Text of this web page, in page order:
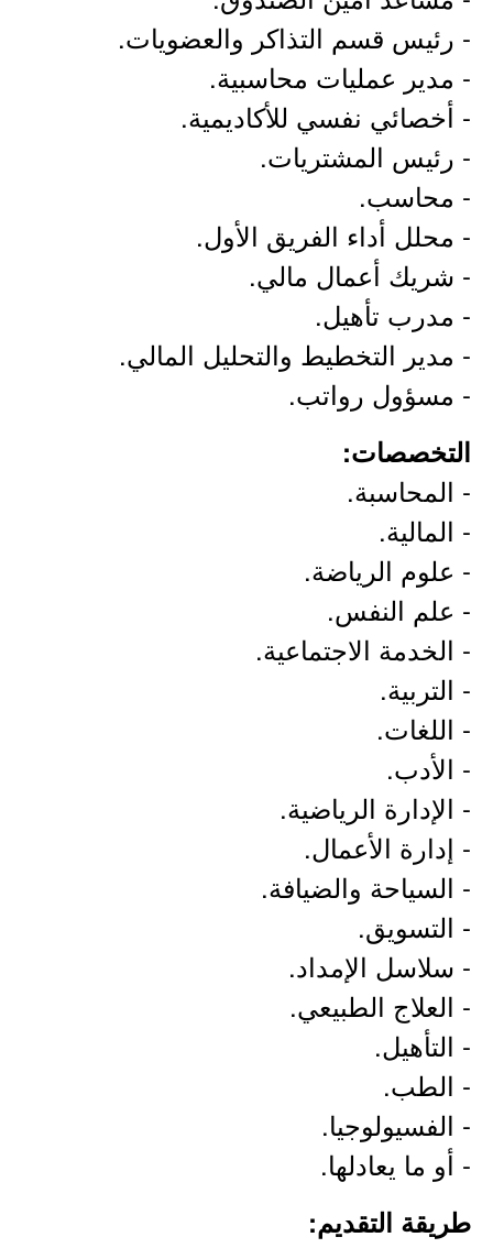
- رئيس قسم التذاكر والعضويات.
- مدير عمليات محاسبية.
- أخصائي نفسي للأكاديمية.
- رئيس المشتريات.
- محاسب.
- محلل أداء الفريق الأول.
- شريك أعمال مالي.
- مدرب تأهيل.
- مدير التخطيط والتحليل المالي.
- مسؤول رواتب.
التخصصات:
- المحاسبة.
- المالية.
- علوم الرياضة.
- علم النفس.
- الخدمة الاجتماعية.
- التربية.
- اللغات.
- الأدب.
- الإدارة الرياضية.
- إدارة الأعمال.
- السياحة والضيافة.
- التسويق.
- سلاسل الإمداد.
- العلاج الطبيعي.
- التأهيل.
- الطب.
- الفسيولوجيا.
- أو ما يعادلها.
طريقة التقديم: